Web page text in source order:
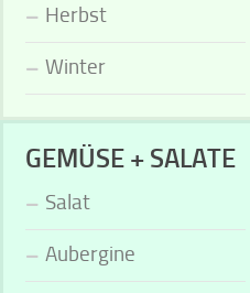
Herbst
Winter
GEMÜSE + SALATE
Salat
Aubergine